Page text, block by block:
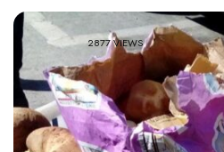
2877 VIEWS